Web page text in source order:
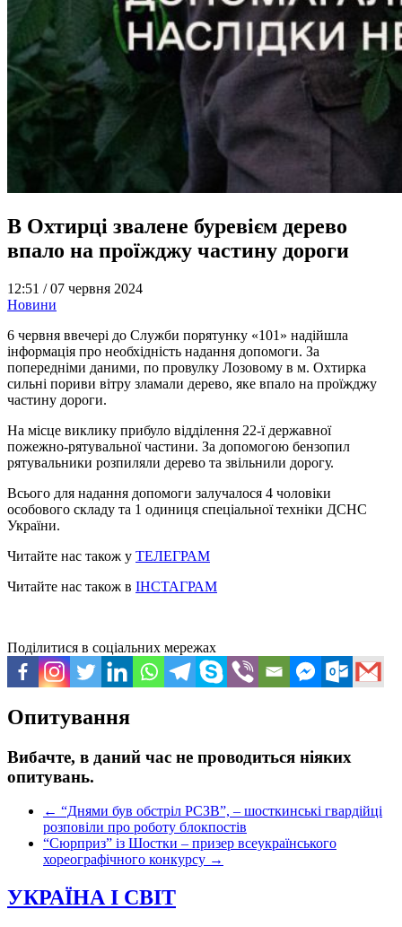
В Охтирці звалене буревієм дерево
впало на проїжджу частину дороги
12:51 /07 червня 2024
Новини
6 червня ввечері до Служби порятунку «101» надійшла
інформація про необхідність надання допомоги. За
попередніми даними, по провулку Лозовому в м. Охтирка
сильні пориви вітру зламали дерево, яке впало на проїжджу
частину дороги.
На місце виклику прибуло відділення 22-ї державної
пожежно-рятувальної частини. За допомогою бензопил
рятувальники розпиляли дерево та звільнили дорогу.
Всього для надання допомоги залучалося 4 чоловіки
особового складу та 1 одиниця спеціальної техніки ДСНС
України.
Читайте нас також у ТЕЛЕГРАМ
Читайте нас також в ІНСТАГРАМ
Поділитися в соціальних мережах
Опитування
Вибачте, в даний час не проводиться ніяких
опитувань.
← “Днями був обстріл РСЗВ”, – шосткинські гвардійці
розповіли про роботу блокпостів
“Сюрприз” із Шостки – призер всеукраїнського
хореографічного конкурсу →
УКРАЇНА І СВІТ